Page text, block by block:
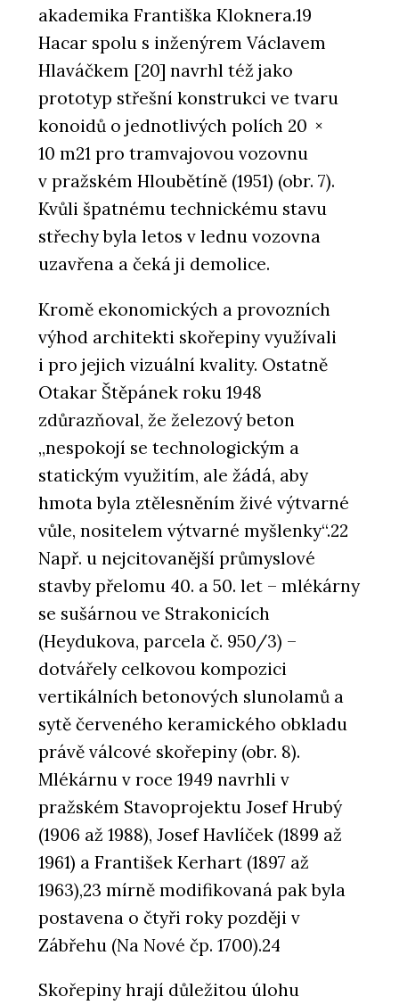
akademika Františka Kloknera.19
Hacar spolu s inženýrem Václavem
Hlaváčkem [20] navrhl též jako
prototyp střešní konstrukci ve tvaru
konoidů o jednotlivých polích 20 ×
10 m21 pro tramvajovou vozovnu
v pražském Hloubětíně (1951) (obr. 7).
Kvůli špatnému technickému stavu
střechy byla letos v lednu vozovna
uzavřena a čeká ji demolice.
Kromě ekonomických a provozních
výhod architekti skořepiny využívali
i pro jejich vizuální kvality. Ostatně
Otakar Štěpánek roku 1948
zdůrazňoval, že železový beton
„nespokojí se technologickým a
statickým využitím, ale žádá, aby
hmota byla ztělesněním živé výtvarné
vůle, nositelem výtvarné myšlenky“.22
Např. u nejcitovanější průmyslové
stavby přelomu 40. a 50. let – mlékárny
se sušárnou ve Strakonicích
(Heydukova, parcela č. 950/3) –
dotvářely celkovou kompozici
vertikálních betonových slunolamů a
sytě červeného keramického obkladu
právě válcové skořepiny (obr. 8).
Mlékárnu v roce 1949 navrhli v
pražském Stavoprojektu Josef Hrubý
(1906 až 1988), Josef Havlíček (1899 až
1961) a František Kerhart (1897 až
1963),23 mírně modifikovaná pak byla
postavena o čtyři roky později v
Zábřehu (Na Nové čp. 1700).24
Skořepiny hrají důležitou úlohu